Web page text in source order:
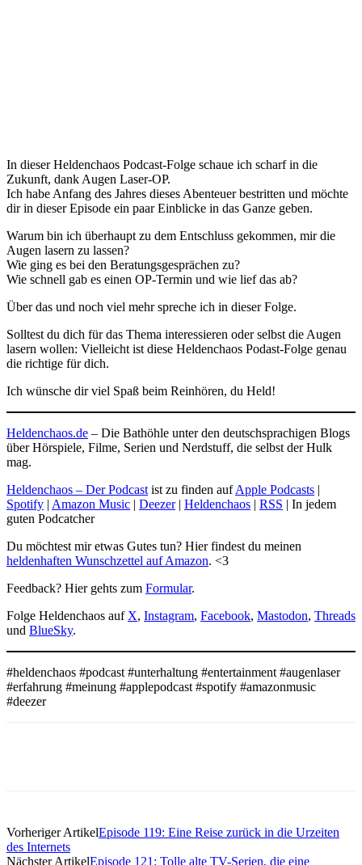
In dieser Heldenchaos Podcast-Folge schaue ich scharf in die
Zukunft, dank Augen Laser-OP.
Ich habe Anfang des Jahres dieses Abenteuer bestritten und möchte
dir in dieser Episode ein paar Einblicke in das Ganze geben.
Warum bin ich überhaupt zu dem Entschluss gekommen, mir die
Augen lasern zu lassen?
Wie ging es bei den Beratungsgesprächen zu?
Wie schnell gab es einen OP-Termin und wie lief das ab?
Über das und noch viel mehr spreche ich in dieser Folge.
Solltest du dich für das Thema interessieren oder selbst die Augen
lasern wollen: Vielleicht ist diese Heldenchaos Podast-Folge genau
die richtige für dich.
Ich wünsche dir viel Spaß beim Reinhören, du Held!
Heldenchaos.de – Die Bathöhle unter den deutschsprachigen Blogs
über Hörspiele, Filme, Serien und Nerdstuff, die selbst der Hulk
mag.
Heldenchaos – Der Podcast ist zu finden aufApple Podcasts |
Spotify | Amazon Music | Deezer| Heldenchaos | RSS | In jedem
guten Podcatcher
Du möchtest mir etwas Gutes tun? Hier findest du meinen
heldenhaften Wunschzettel auf Amazon. <3
Feedback? Hier gehts zum Formular.
Folge Heldenchaos auf X, Instagram, Facebook, Mastodon, Threads
und BlueSky.
#heldenchaos #podcast #unterhaltung #entertainment #augenlaser
#erfahrung #meinung #applepodcast #spotify #amazonmusic
#deezer
Vorheriger ArtikelEpisode 119: Eine Reise zurück in die Urzeiten
des Internets
Nächster ArtikelEpisode 121: Tolle alte TV-Serien, die eine